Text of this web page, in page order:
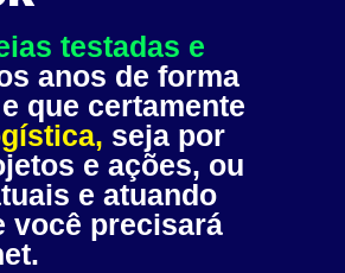
testadas e
anos de forma
que certamente
seja por
e ações, ou
e atuando
você precisará